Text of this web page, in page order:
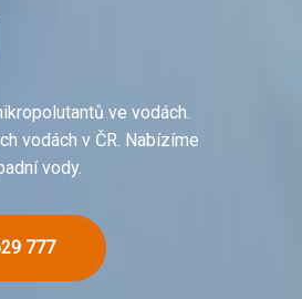
ve vodách.
vodách v ČR. Nabízíme
vody.
777